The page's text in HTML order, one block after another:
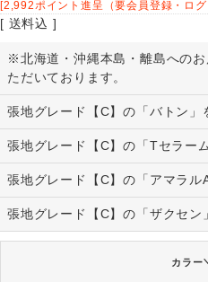
[2,992ポイント進呈（要会員登録・ロ
[ 送料込 ]
※北海道・沖縄本島・離島への
ただいております。
張地グレード【C】の「バトン」
張地グレード【C】の「Tセラー
張地グレード【C】の「アマラル
張地グレード【C】の「ザクセン
カラー